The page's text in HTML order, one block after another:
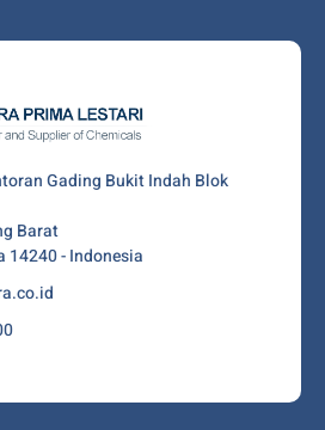
Gading Bukit Indah Blok
Barat
14240 - Indonesia